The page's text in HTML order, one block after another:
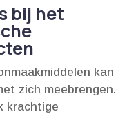
bij het
kan
zich meebrengen.​
krachtige